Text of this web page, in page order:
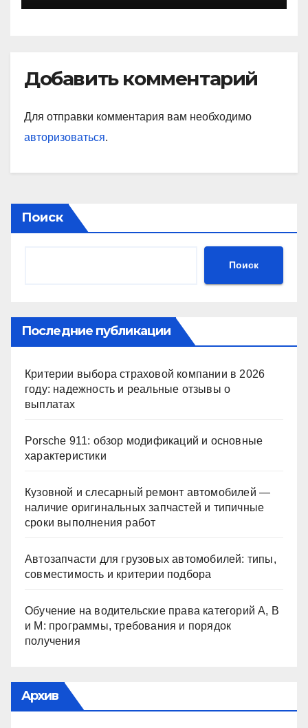
Добавить комментарий
Для отправки комментария вам необходимо
авторизоваться.
Поиск
Поиск
Последние публикации
Критерии выбора страховой компании в 2026
году: надежность и реальные отзывы о
выплатах
Porsche 911: обзор модификаций и основные
характеристики
Кузовной и слесарный ремонт автомобилей —
наличие оригинальных запчастей и типичные
сроки выполнения работ
Автозапчасти для грузовых автомобилей: типы,
совместимость и критерии подбора
Обучение на водительские права категорий A, B
и M: программы, требования и порядок
получения
Архив